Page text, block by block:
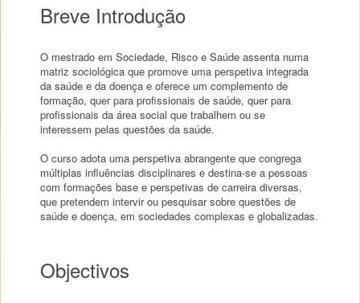
Breve Introdução
O mestrado em Sociedade, Risco e Saúde assenta numa
matriz sociológica que promove uma perspetiva integrada
da saúde e da doença e oferece um complemento de
formação, quer para profissionais de saúde, quer para
profissionais da área social que trabalhem ou se
interessem pelas questões da saúde.
O curso adota uma perspetiva abrangente que congrega
múltiplas influências disciplinares e destina-se a pessoas
com formações base e perspetivas de carreira diversas,
que pretendem intervir ou pesquisar sobre questões de
saúde e doença, em sociedades complexas e globalizadas.
Objectivos